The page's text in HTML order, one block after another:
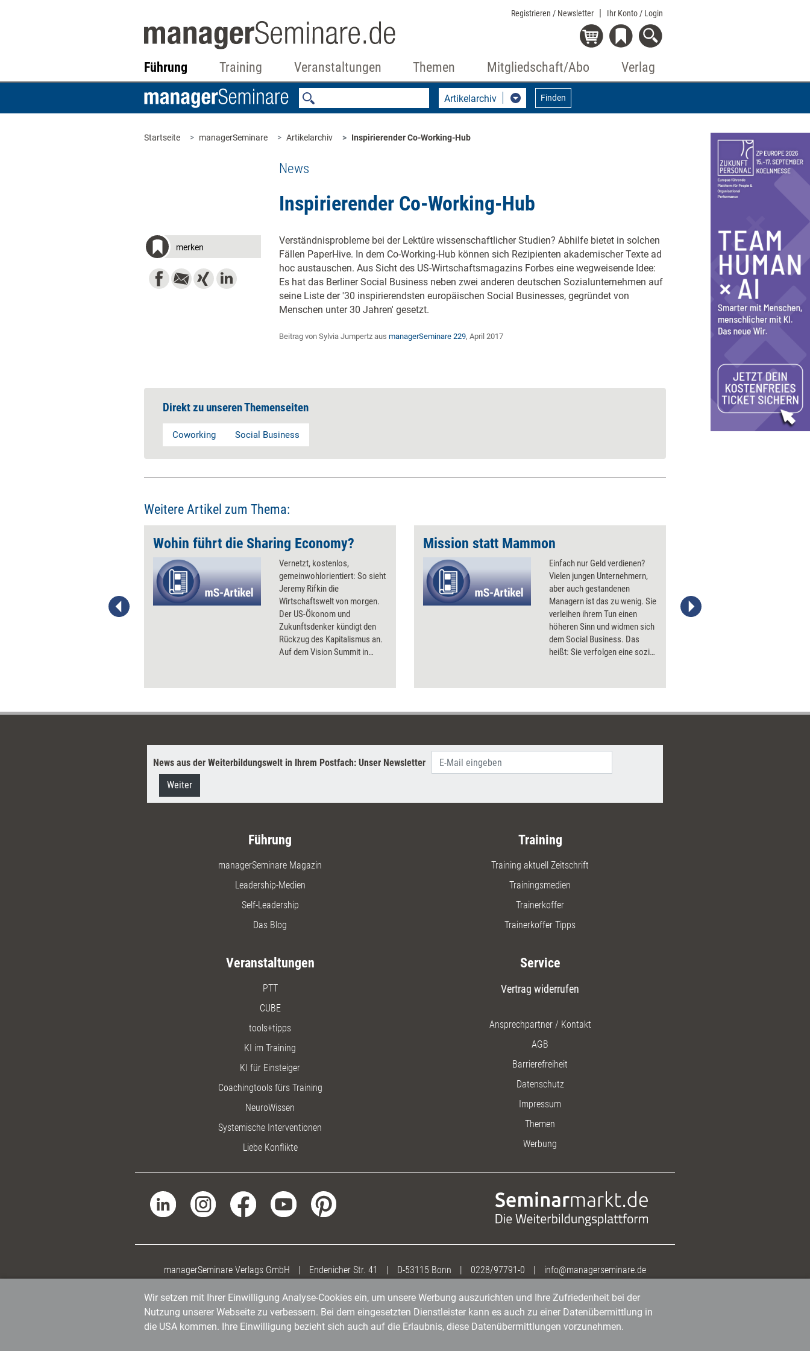
Registrieren / Newsletter Ihr Konto / Login
Führung Training Veranstaltungen Themen Mitgliedschaft/Abo Verlag
Artikelarchiv Finden
Startseite managerSeminare Artikelarchiv Inspirierender Co-Working-Hub
News
Inspirierender Co-Working-Hub
merken
Verständnisprobleme bei der Lektüre wissenschaftlicher Studien? Abhilfe bietet in solchen
Fällen PaperHive. In dem Co-Working-Hub können sich Rezipienten akademischer Texte ad
hoc austauschen. Aus Sicht des US-Wirtschaftsmagazins Forbes eine wegweisende Idee:
Es hat das Berliner Social Business neben zwei anderen deutschen Sozialunternehmen auf
seine Liste der '30 inspirierendsten europäischen Social Businesses, gegründet von
Menschen unter 30 Jahren' gesetzt.
Beitrag von Sylvia Jumpertz aus managerSeminare 229, April 2017
Direkt zu unseren Themenseiten
Coworking Social Business
Weitere Artikel zum Thema:
Aber nicht immer geht die
Wohin führt die Sharing Economy?
Vernetzt, kostenlos,
gemeinwohlorientiert: So sieht
Jeremy Rifkin die
Wirtschaftswelt von morgen.
Der US-Ökonom und
Zukunftsdenker kündigt den
Rückzug des Kapitalismus an.
Auf dem Vision Summit in
er seine umwälzenden Thesen
Mission statt Mammon
Einfach nur Geld verdienen?
Vielen jungen Unternehmern,
aber auch gestandenen
Managern ist das zu wenig. Sie
verleihen ihrem Tun einen
höheren Sinn und widmen sich
dem Social Business. Das
heißt: Sie verfolgen eine sozial
ein gesellschaftliches
wollte wissen: Ist das auf jeder
News aus der Weiterbildungswelt in Ihrem Postfach: Unser Newsletter
Weiter
Führung
managerSeminare Magazin
Leadership-Medien
Self-Leadership
Das Blog
Training
Training aktuell Zeitschrift
Trainingsmedien
Trainerkoffer
Trainerkoffer Tipps
Veranstaltungen
PTT
CUBE
tools+tipps
KI im Training
KI für Einsteiger
Coachingtools fürs Training
NeuroWissen
Systemische Interventionen
Liebe Konflikte
Service
Vertrag widerrufen
Ansprechpartner / Kontakt
AGB
Barrierefreiheit
Datenschutz
Impressum
Themen
Werbung
managerSeminare Verlags GmbH | Endenicher Str. 41 | D-53115 Bonn | 0228/97791-0 | info@managerseminare.de
Wir setzen mit Ihrer Einwilligung Analyse-Cookies ein, um unsere Werbung auszurichten und Ihre Zufriedenheit bei der
Nutzung unserer Webseite zu verbessern. Bei dem eingesetzten Dienstleister kann es auch zu einer Datenübermittlung in
die USA kommen. Ihre Einwilligung bezieht sich auch auf die Erlaubnis, diese Datenübermittlungen vorzunehmen.